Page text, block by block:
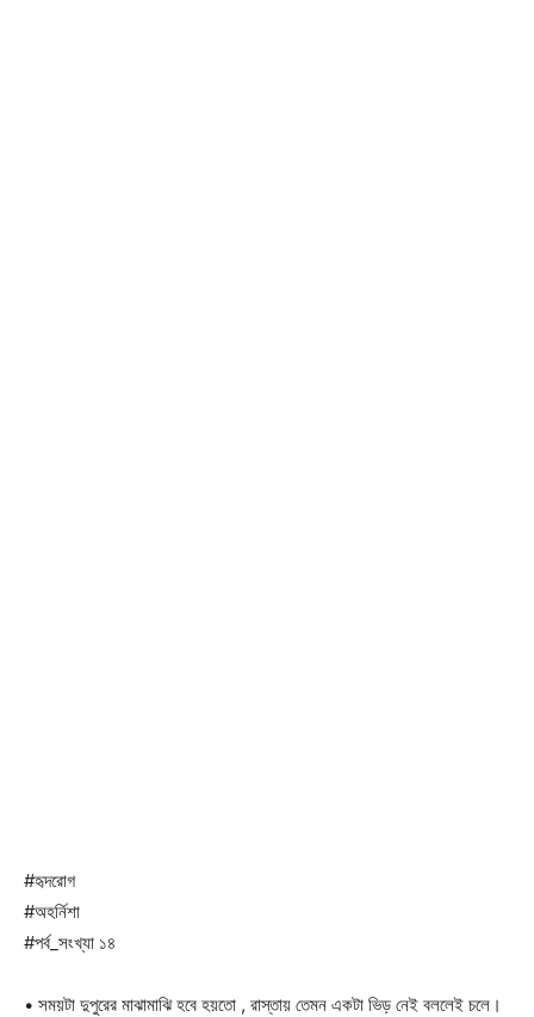
#হৃদরোগ
#অহর্নিশা
#পর্ব_সংখ্যা ১৪
• সময়টা দুপুরের মাঝামাঝি হবে হয়তো , রাস্তায় তেমন একটা ভিড় নেই বললেই চলে।